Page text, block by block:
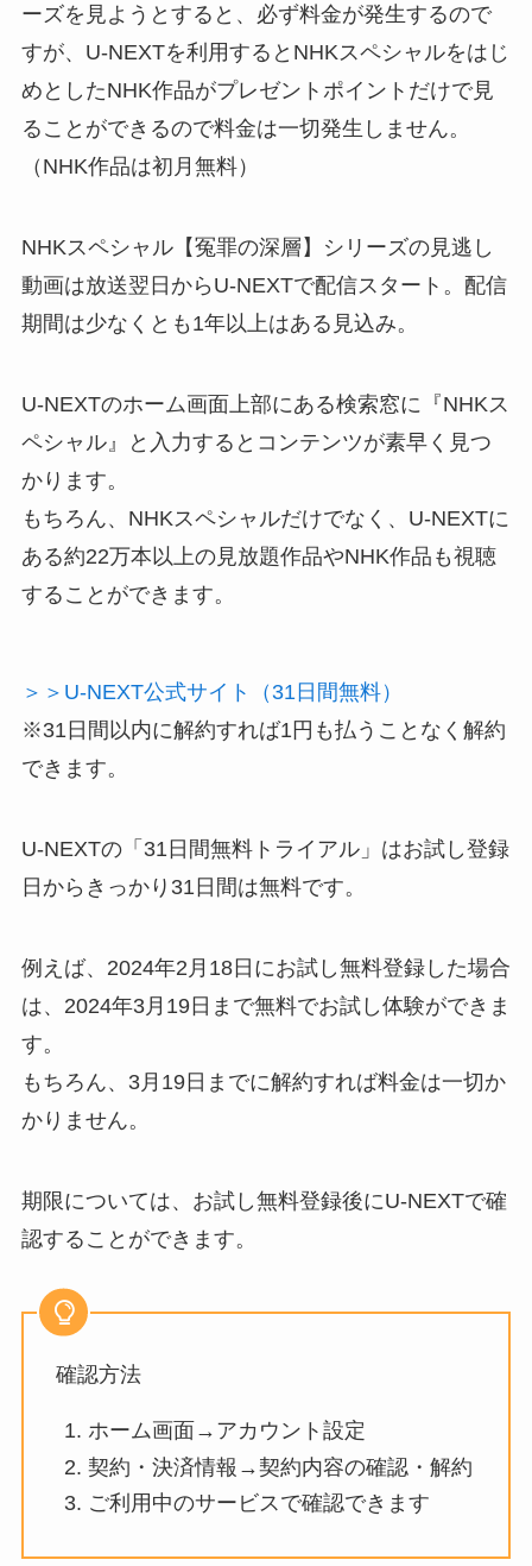
ーズを見ようとすると、必ず料金が発生するので
すが、U-NEXTを利用するとNHKスペシャルをはじ
めとしたNHK作品がプレゼントポイントだけで見
ることができるので料金は一切発生しません。
（NHK作品は初月無料）
NHKスペシャル【冤罪の深層】シリーズの見逃し
動画は放送翌日からU-NEXTで配信スタート。配信
期間は少なくとも1年以上はある見込み。
U-NEXTのホーム画面上部にある検索窓に『NHKス
ペシャル』と入力するとコンテンツが素早く見つ
かります。
もちろん、NHKスペシャルだけでなく、U-NEXTに
ある約22万本以上の見放題作品やNHK作品も視聴
することができます。
＞＞U-NEXT公式サイト（31日間無料）
※31日間以内に解約すれば1円も払うことなく解約
できます。
U-NEXTの「31日間無料トライアル」はお試し登録
日からきっかり31日間は無料です。
例えば、2024年2月18日にお試し無料登録した場合
は、2024年3月19日まで無料でお試し体験ができま
す。
もちろん、3月19日までに解約すれば料金は一切か
かりません。
期限については、お試し無料登録後にU-NEXTで確
認することができます。
確認方法
ホーム画面→アカウント設定
契約・決済情報→契約内容の確認・解約
ご利用中のサービスで確認できます